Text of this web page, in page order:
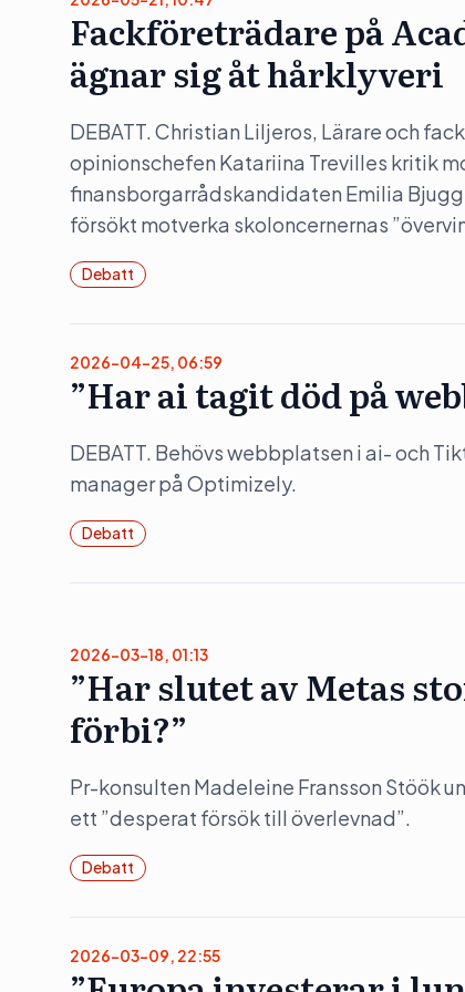
Fackföreträdare på
ägnar sig åt hårklyveri
DEBATT. Christian Liljeros, Lärare och
opinionschefen Katariina Trevilles kritik
finansborgarrådskandidaten Emilia
försökt motverka skoloncernernas
Debatt
2026-04-25, 06:59
”Har ai tagit död på
DEBATT. Behövs webbplatsen i ai- och
manager på Optimizely.
Debatt
2026-03-18, 01:13
”Har slutet av Metas
förbi?”
Pr-konsulten Madeleine Fransson Stöök
ett ”desperat försök till överlevnad”.
Debatt
2026-03-09, 22:55